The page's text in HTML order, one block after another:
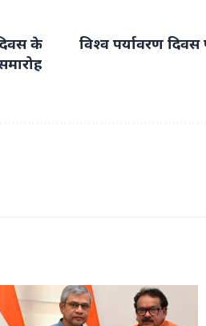
दिवस के
विश्व पर्यावरण दिवस